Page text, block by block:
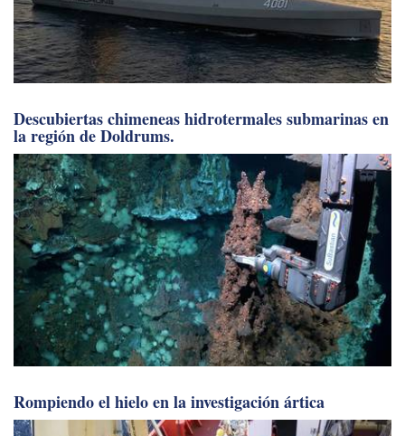
Descubiertas chimeneas hidrotermales submarinas en
la región de Doldrums.
Rompiendo el hielo en la investigación ártica